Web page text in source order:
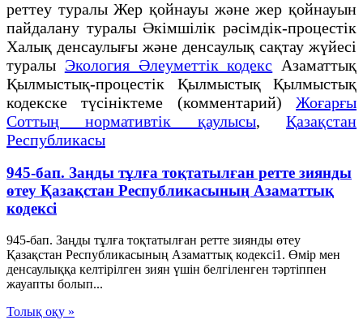
реттеу туралы Жер қойнауы және жер қойнауын
пайдалану туралы Әкімшілік рәсімдік-процестік
Халық денсаулығы және денсаулық сақтау жүйесі
туралы Экология Әлеуметтік кодекс Азаматтық
Қылмыстық-процестік Қылмыстық Қылмыстық
кодекске түсініктеме (комментарий) Жоғарғы
Соттың нормативтік қаулысы,Қазақстан
Республикасы
945-бап. Заңды тұлға тоқтатылған ретте зиянды
өтеу Қазақстан Республикасының Азаматтық
кодексi
945-бап. Заңды тұлға тоқтатылған ретте зиянды өтеу
Қазақстан Республикасының Азаматтық кодексi1. Өмiр мен
денсаулыққа келтiрiлген зиян үшiн белгiленген тәртiппен
жауапты болып...
Толық оқу »